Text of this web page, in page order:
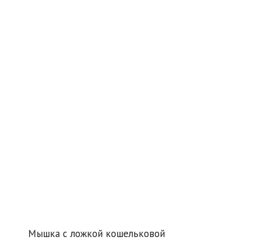
Мышка с ложкой кошельковой